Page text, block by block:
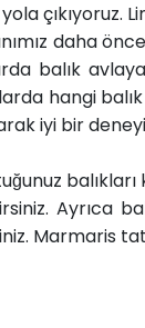
çıkıyoruz.
daha
hangi
iyi bir
Ayrıca
Marmaris